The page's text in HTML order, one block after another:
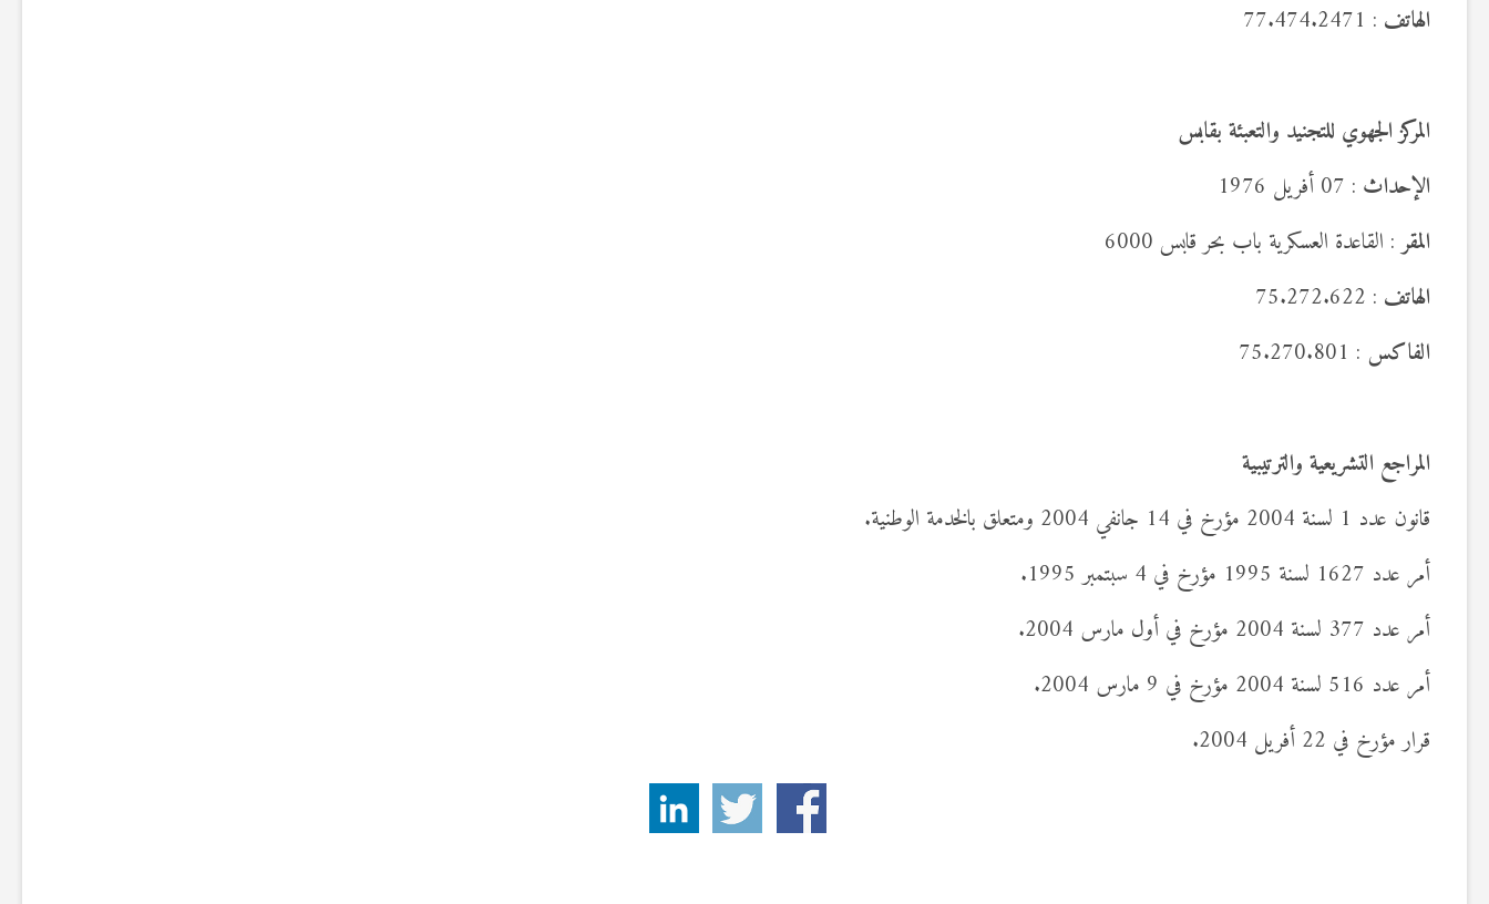
الهاتف : 77.474.2471
المركز الجهوي للتجنيد والتعبئة بقابس
الإحداث : 07 أفريل 1976
المقر: القاعدة العسكرية باب بحر قابس 6000
الهاتف : 75.272.622
الفاكس : 75.270.801
المراجع التشريعية والترتيبية
قانون عدد 1 لسنة 2004 مؤرخ في 14 جانفي 2004 ومتعلق بالخدمة الوطنية.
أمر عدد 1627 لسنة 1995 مؤرخ في 4 سبتمبر 1995.
أمر عدد 377 لسنة 2004 مؤرخ في أول مارس 2004.
أمر عدد 516 لسنة 2004 مؤرخ في 9 مارس 2004.
قرار مؤرخ في 22 أفريل 2004.